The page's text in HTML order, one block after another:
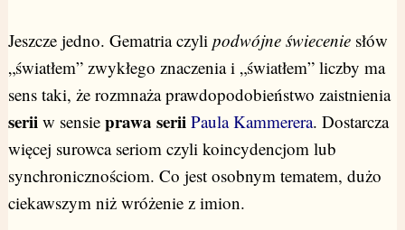
Jeszcze jedno. Gematria czyli podwójne świeceniesłów
„światłem” zwykłego znaczenia i „światłem” liczby ma
sens taki, że rozmnaża prawdopodobieństwo zaistnienia
seriiw sensie prawa serii Paula Kammerera. Dostarcza
więcej surowca seriom czyli koincydencjom lub
synchronicznościom. Co jest osobnym tematem, dużo
ciekawszym niż wróżenie z imion.